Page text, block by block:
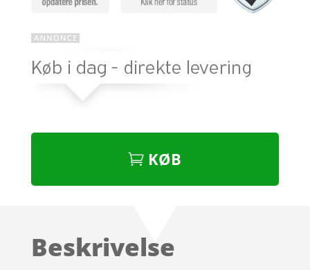
KØB
Beskrivelse